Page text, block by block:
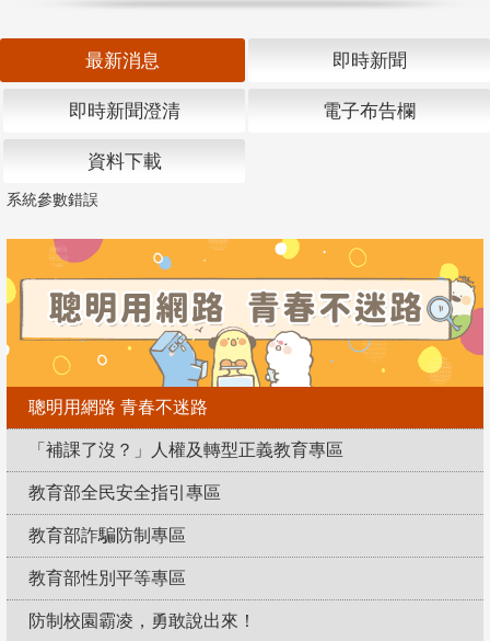
最新消息 即時新聞
即時新聞澄清 電子布告欄
資料下載
系統參數錯誤
聰明用網路 青春不迷路
「補課了沒？」人權及轉型正義教育專區
教育部全民安全指引專區
教育部詐騙防制專區
教育部性別平等專區
防制校園霸凌，勇敢說出來！